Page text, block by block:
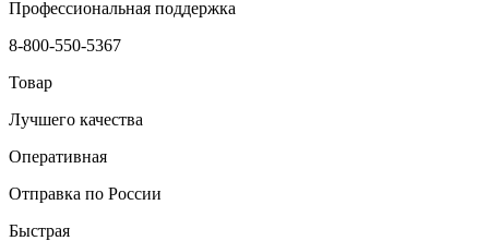
Профессиональная поддержка
8-800-550-5367
Товар
Лучшего качества
Оперативная
Отправка по России
Быстрая